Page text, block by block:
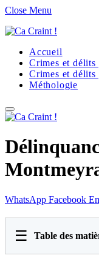
Close Menu
Accueil
Crimes et délits
Crimes et délits
Méthologie
WhatsApp Facebook
☰ Table des